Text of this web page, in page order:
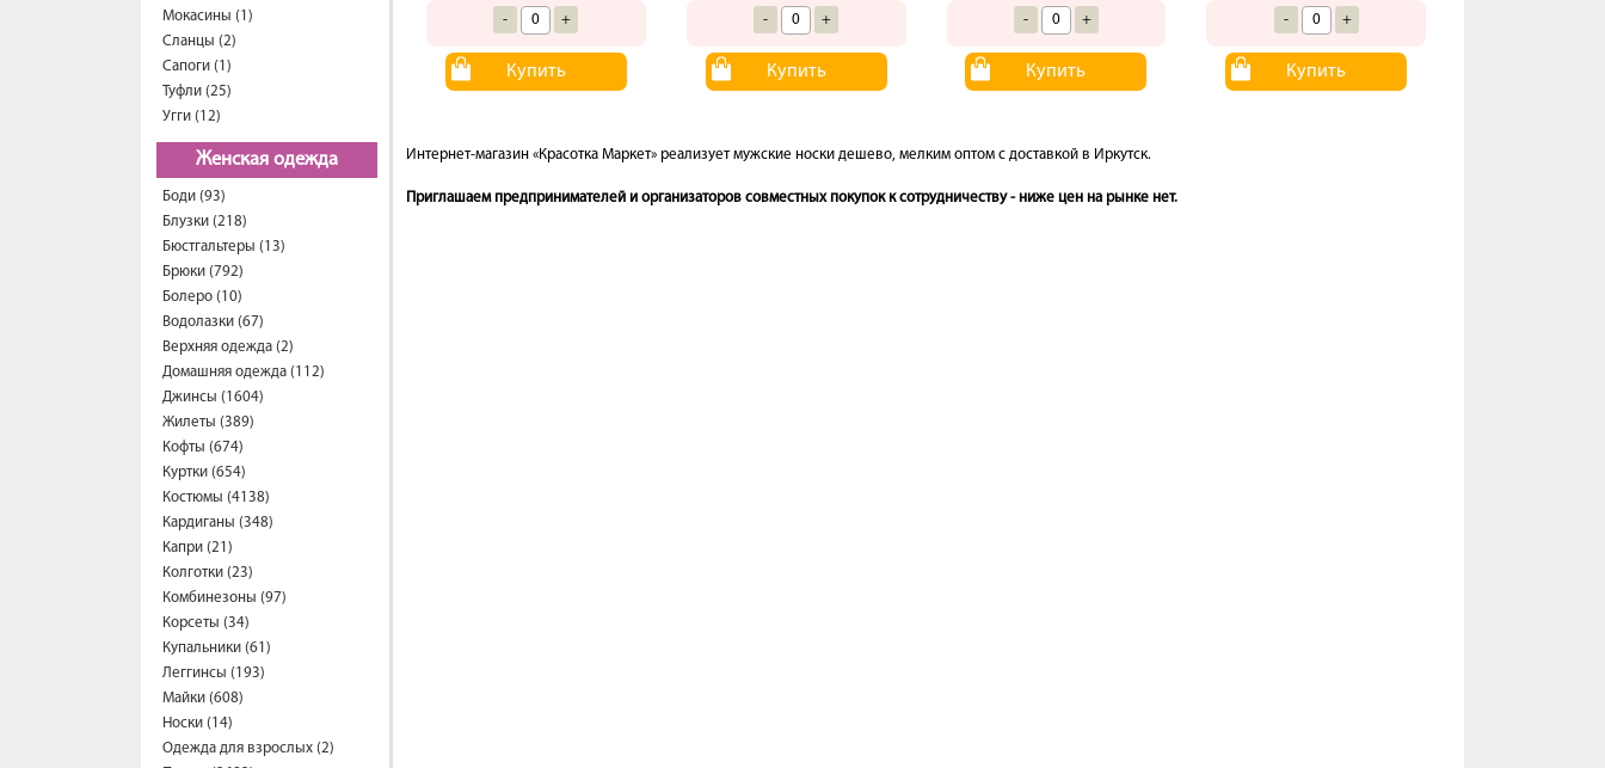
Мокасины (1)
Сланцы (2)
Сапоги (1)
Туфли (25)
Угги (12)
Женская одежда
Боди (93)
Блузки (218)
Бюстгальтеры (13)
Брюки (792)
Болеро (10)
Водолазки (67)
Верхняя одежда (2)
Домашняя одежда (112)
Джинсы (1604)
Жилеты (389)
Кофты (674)
Куртки (654)
Костюмы (4138)
Кардиганы (348)
Капри (21)
Колготки (23)
Комбинезоны (97)
Корсеты (34)
Купальники (61)
Леггинсы (193)
Майки (608)
Носки (14)
Одежда для взрослых (2)
- +
Купить
- +
Купить
- +
Купить
- +
Купить
Интернет-магазин «Красотка Маркет» реализует мужские носки дешево, мелким оптом с доставкой в Иркутск.
Приглашаем предпринимателей и организаторов совместных покупок к сотрудничеству - ниже цен на рынке нет.